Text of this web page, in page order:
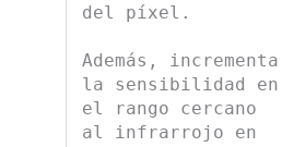
del píxel.
Además, incrementa
la sensibilidad en
el rango cercano
al infrarrojo en